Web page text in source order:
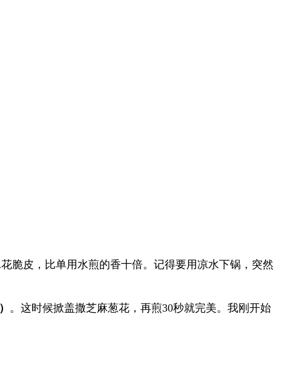
脆皮，比单用水煎的香十倍。记得要用凉水下锅，突然
。这时候掀盖撒芝麻葱花，再煎30秒就完美。我刚开始